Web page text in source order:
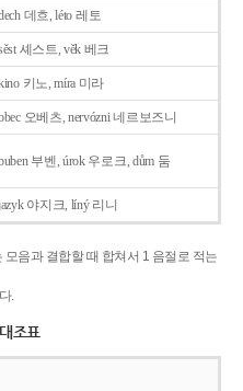
데흐, léto 레토
셰스트, věk 베크
키노, míra 미라
오베츠, nervózni 네르보즈니
부벤, úrok 우로크, dům 둠
야지크, líný 리니
모음과 결합할 때 합쳐서 1 음절로 적는
.
조표